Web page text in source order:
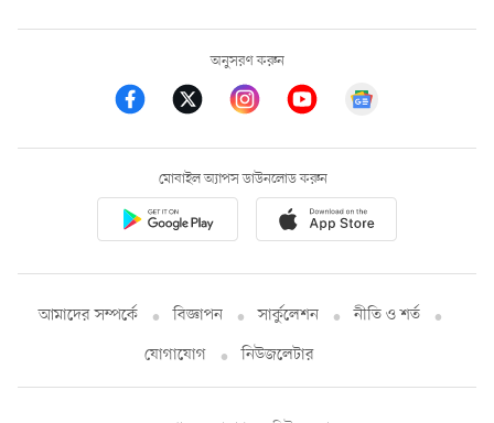
অনুসরণ করুন
মোবাইল অ্যাপস ডাউনলোড করুন
আমাদের সম্পর্কে বিজ্ঞাপন সার্কুলেশন
নীতি ও শর্ত
যোগাযোগ
নিউজলেটার